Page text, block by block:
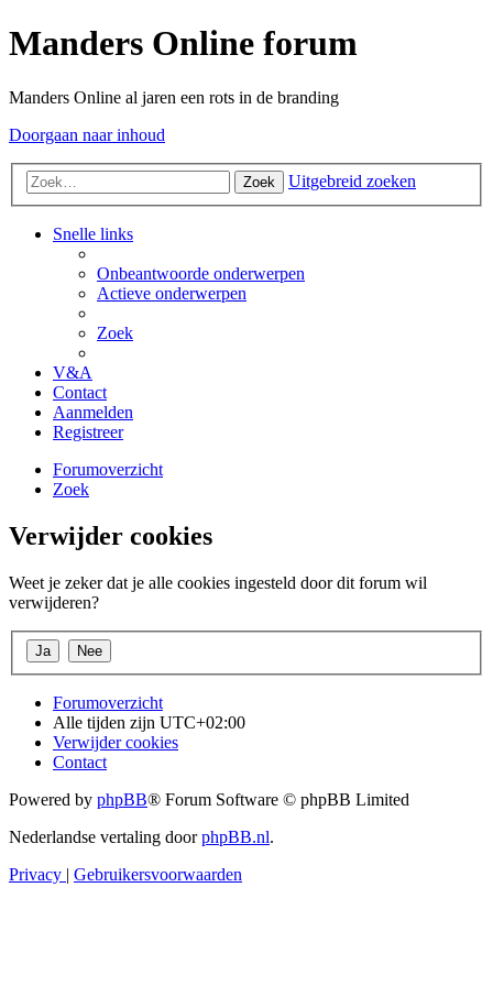
Manders Online forum
Manders Online al jaren een rots in de branding
Doorgaan naar inhoud
Zoek Uitgebreid zoeken
Snelle links
Onbeantwoorde onderwerpen
Actieve onderwerpen
Zoek
V&A
Contact
Aanmelden
Registreer
Forumoverzicht
Zoek
Verwijder cookies
Weet je zeker dat je alle cookies ingesteld door dit forum wil
verwijderen?
Forumoverzicht
Alle tijden zijn UTC+02:00
Verwijder cookies
Contact
Powered by phpBB® Forum Software © phpBB Limited
Nederlandse vertaling doorphpBB.nl.
Privacy | Gebruikersvoorwaarden